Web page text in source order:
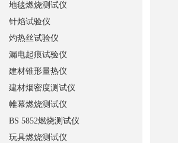
地毯燃烧测试仪
针焰试验仪
灼热丝试验仪
漏电起痕试验仪
建材锥形量热仪
建材烟密度测试仪
帷幕燃烧测试仪
BS 5852燃烧测试仪
玩具燃烧测试仪